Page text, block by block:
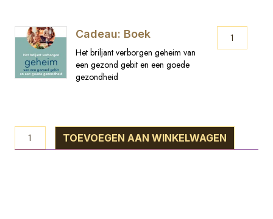
Cadeau: Boek
Het briljant verborgen geheim van
een gezond gebit en een goede
gezondheid
Cadeau:
Boek
een
gebit
reMineralisatie
pakket
TOEVOEGEN AAN WINKELWAGEN